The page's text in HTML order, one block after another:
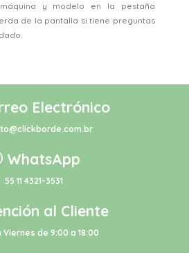
y modelo en la pestaña
de la pantalla si tiene preguntas
Electrónico
WhatsApp
55 11 4321-3531
al Cliente
Viernes de 9:00 a 18:00